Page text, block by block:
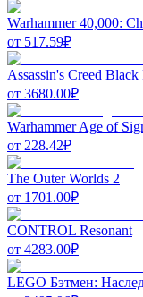
Warhammer 40,000:
от 517.59₽
Assassin's Creed Black
от 3680.00₽
Warhammer Age of
от 228.42₽
The Outer Worlds 2
от 1701.00₽
CONTROL Resonant
от 4283.00₽
LEGO Бэтмен: